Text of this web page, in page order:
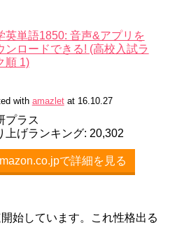
英単語1850: 音声&アプリを
ンロードできる! (高校入試ラ
順 1)
with amazletat 16.10.27
プラス
上げランキング: 20,302
で詳細を見る
始しています。これ性格出る